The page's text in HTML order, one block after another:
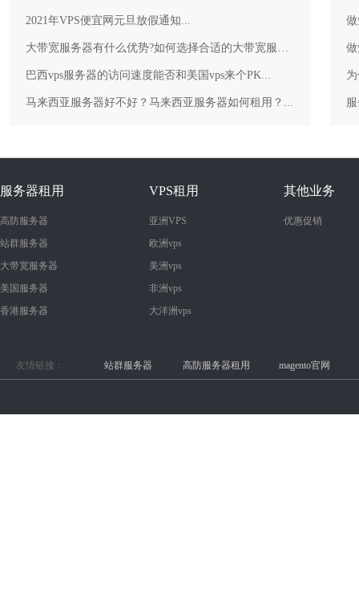
2021年VPS便宜网元旦放假通知...
大带宽服务器有什么优势?如何选择合适的大带宽服务器？...
巴西vps服务器的访问速度能否和美国vps来个PK...
马来西亚服务器好不好？马来西亚服务器如何租用？...
服务器租用
高防服务器
站群服务器
大带宽服务器
美国服务器
香港服务器
VPS租用
亚洲VPS
欧洲vps
美洲vps
非洲vps
大洋洲vps
其他业务
优惠促销
友情链接： 站群服务器 高防服务器租用 magento官网